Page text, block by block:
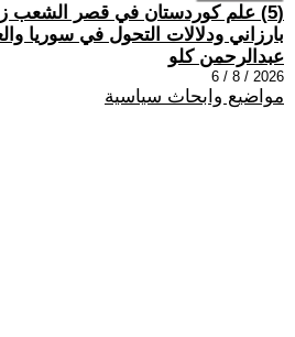
(5) علم كوردستان في قصر الشعب
بارزاني ودلالات التحول في سوريا
عبدالرحمن كلو
2026 / 8 / 6
مواضيع وابحاث سياسية